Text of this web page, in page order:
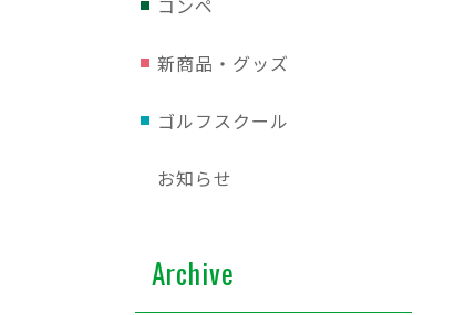
コンペ
新商品・グッズ
ゴルフスクール
お知らせ
Archive